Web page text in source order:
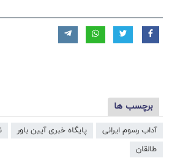
برچسب ها
آداب رسوم ایرانی پایگاه خبری آیین باور
طالقان